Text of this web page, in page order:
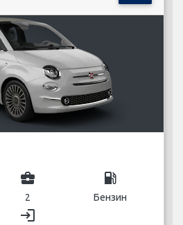
business_center
2
local_gas_station
Бензин
login